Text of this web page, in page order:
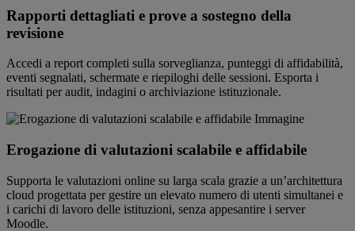
Rapporti dettagliati e prove a sostegno della
revisione
Accedi a report completi sulla sorveglianza, punteggi di affidabilità,
eventi segnalati, schermate e riepiloghi delle sessioni. Esporta i
risultati per audit, indagini o archiviazione istituzionale.
Erogazione di valutazioni scalabile e affidabile
Supporta le valutazioni online su larga scala grazie a un’architettura
cloud progettata per gestire un elevato numero di utenti simultanei e
i carichi di lavoro delle istituzioni, senza appesantire i server
Moodle.